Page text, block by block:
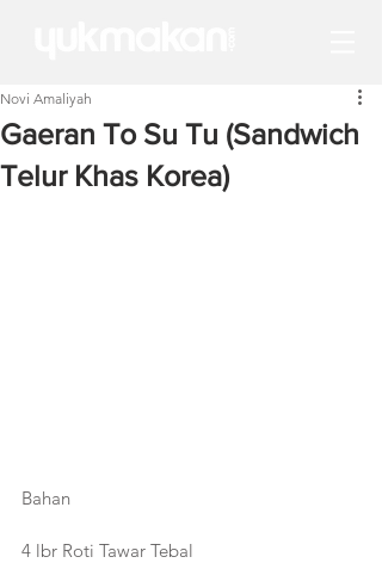
Gaeran To Su Tu (Sandwich
Telur Khas Korea)
Novi Amaliyah
Bahan
4 lbr Roti Tawar Tebal